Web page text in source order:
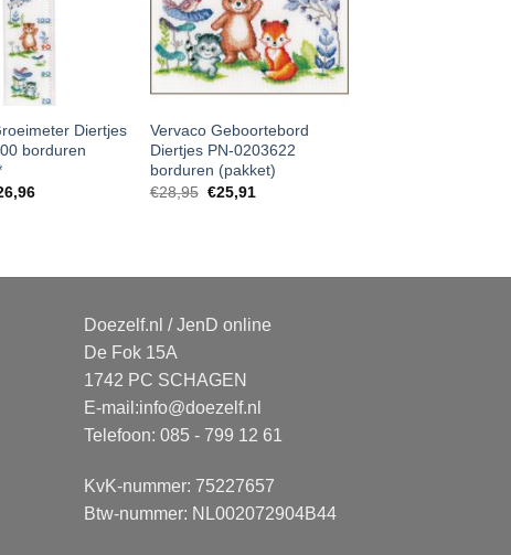
Diertjes
borduren
Vervaco Geboortebord
Diertjes PN-0203622
borduren (pakket)
€28,95 €25,91
Doezelf.nl / JenD online
De Fok 15A
1742 PC SCHAGEN
E-mail:info@doezelf.nl
Telefoon: 085 - 799 12 61
KvK-nummer: 75227657
Btw-nummer: NL002072904B44